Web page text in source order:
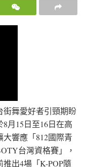
街舞愛好者引頸期盼
月15日至16日在高
響應「812國際青
台灣資格賽」，
出4場「K-POP隨